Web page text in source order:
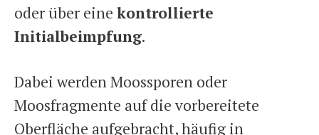
oder über eine kontrollierte
Initialbeimpfung.
Dabei werden Moossporen oder
Moosfragmente auf die vorbereitete
Oberfläche aufgebracht, häufig in